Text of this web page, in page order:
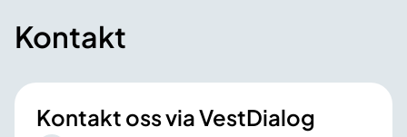
Kontakt
Kontakt oss via VestDialog